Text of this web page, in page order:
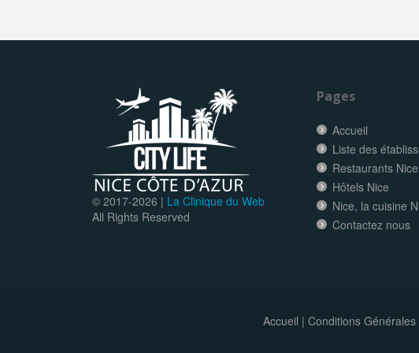
© 2017-2026 | La Clinique du Web
All Rights Reserved
Pages
Accueil
Liste des
Restaurants Nice
Hôtels Nice
Nice, la cuisine
Contactez nous
Accueil | Conditions Générales